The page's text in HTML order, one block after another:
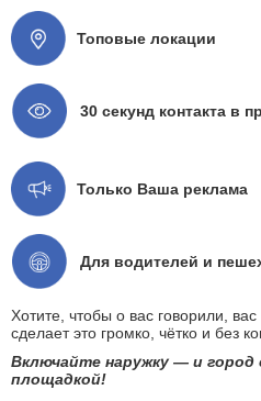
Топовые локации
30 секунд контакта в
Только Ваша реклама
Для водителей и
Хотите, чтобы о вас говорили,
сделает это громко, чётко и без
Включайте наружку — и
площадкой!